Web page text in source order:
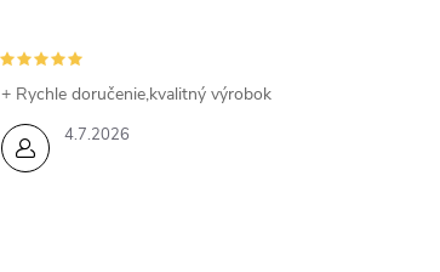
4.7.2026
+ Rychle doručenie,kvalitný výrobok